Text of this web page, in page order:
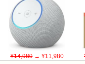
¥14,980→ ¥11,980